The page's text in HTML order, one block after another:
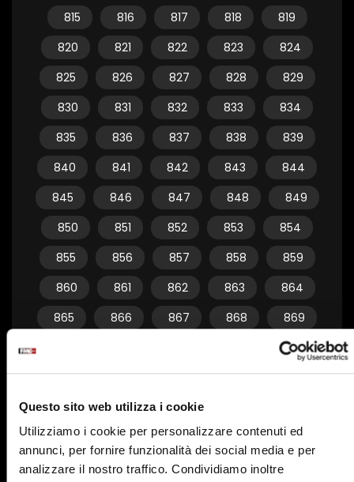
Questo sito web utilizza i cookie
Utilizziamo i cookie per personalizzare contenuti ed
annunci, per fornire funzionalità dei social media e per
analizzare il nostro traffico. Condividiamo inoltre
815
816 817 818
819
820
821 822 823
824
825
826 827 828
829
830
831 832 833
834
835
836 837 838
839
840
841 842 843
844
845
846 847 848
849
850
851 852 853
854
855
856 857 858
859
860
861 862 863
864
865
866 867 868
869
874
875
876 877 878
879
880
881 882
885
886 887 888
889
890
891 892 893 894